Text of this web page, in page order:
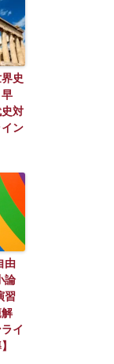
史
対
ン
由
論
習
イ